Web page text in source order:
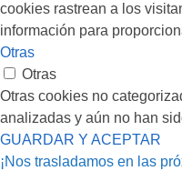
cookies rastrean a los
información para
Otras
Otras
Otras cookies no
analizadas y aún no han
GUARDAR Y ACEPTAR
¡Nos trasladamos en las